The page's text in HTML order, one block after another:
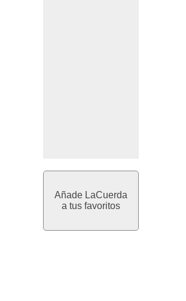
Añade LaCuerda
a tus favoritos